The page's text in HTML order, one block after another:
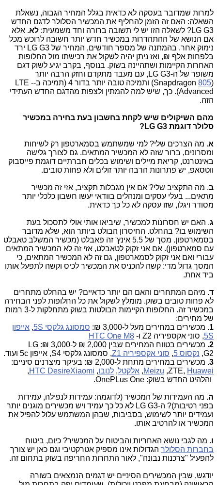
למרות שמדובר בעסקה לא כדאית בגלל המחיר הגבוה, נשאלת
השאלה: האם זה הזמן להחליף את המכשיר הסלולר לדגם החדש
LG G3? לשאלה הזו יש לי תשובה ברורה וחד משמעית: לא. אלא
אם הנושא של ההתהדרות במכשיר חדש יותר חשובה לרוכש מכל
נימוק אחר. בהמתנה של מספר חודשים, המחיר של LG G3 ירד
בלפחות אלף ₪, ואז ניתן יהיה לשקול את רכישתו מול החלופות
האחרות הקיימות ושתהיינה בשוק. בנוסף, בקרב יגיע לשוק דגם
משופר של ה-LG G3 , עם מעבד מתקדם וחזק הרבה יותר
(
Snapdragon 805 ) ותמיכה טובה יותר בדור 4 (תמיכה ב-
LTE -
Advanced). כך, שיש למה להמתין ולצפות מהדגם החדש העתידי
הזה.
מהם השיקולים שיש לקחת בחשבון בעת בחירה במכשיר
סלולר דוגמת LG G3
?
א. מה הצרכים שלי? למי שמשתמש בסמארטפון רק לשיחות
ומסרונים, ברור שזה לא המכשיר המתאים. גם לצורך גלישה
באינטרנט, קריאת מיילים ושימוש בכלים חברתיים דוגמת פייסבוק
ווטסאפ, יש פתרונות הרבה יותר זולים ולא פחות טובים.
ב. מה התקציב שלי? אם אין מגבלות תקציב, אזי זה מכשיר
מתאים... בעלי עסקים ומנהלים בוודאי יעשו חשבון כלכלי יותר
מסודר ויגלו, שזו עסקה לא כל כך כדאית.
ג. האם יש חסרונות למכשיר, שיביאו אותי אולי לתסכול בעת
השימוש בו? בהחלט. החיסרון הבולט ביותר הוא, שלא מדובר
בסמארטפון. מסך של 5.5 אינץ' זה פאבלט (מכשיר המשלב טאבלט
עם סמארטפון). אם אני זקוק לטאבלט, אזי זה לא המכשיר המתאים
עבורי ואם אני זקוק לסמארטפון, גם זה לא המכשיר המתאים, כי
המסך גדול מדי: קשה להכניס את המכשיר לכיס וקשה לתפעל אותו
ביד אחת.
ד. מיהם המתחרים והאם הם יותר כדאיים? יש בהחלט מתחרים
לא פחות טובים בשוק. מומלץ לשקול את כל החלופות לפני הבחירה
במכשיר זה. החלופות הקיימות הבולטות בשוק מתחלקות ל-3 רמות
של מחירים:
1. מכשירים במחירים מעל ל-3,000 ₪: סמסונג גלקסי S
5
, אייפון
5S, סוני אקספיריה Z2 ו- HTC One M8
2
. מכשירים בטווח המחירים שבין 2,000 ₪ ל-3,000 ₪: LG
G2, נקסוס 5 , סוני אקספיריה Z1, סמסונג גלקסי S4, אייפון 5c ועוד.
3. מכשירים במחירים מתחת ל-2,000 ₪: בעיקר מיצרנים סיניים:
Huawei
,
ZTE
,
Meizu
, אלקטל, לנובו,
Xiaomi
,HTC Desire
והלהיט החדש בשוק: OnePLus One
.
ה. מה העמידות של המכשיר (לדוגמה: עמידות לנפילה, עמידות
בפני רטיבות)? ה-LG G3 לא כל כך עמיד ויש מכשירים מוגנים יותר
ועמידים יותר לשימוש, בסביבות, שבהן המשתמש עלול להפיל את
המכשיר או להרטיב אותו.
ו. מה לגבי נושא האחריות והביטוח על המכשיר? כיום, ביטוח
בחברות הסלולר הגדולות אינו מספיק אטרקטיבי וגם כאן יש צורך
להפעיל "צרכנות נבונה", לאור התחרות החריפה בשוק בתחום זה.
יודגש, שבין המכשירים הסיניים יש דגמים הנמצאים בשורה